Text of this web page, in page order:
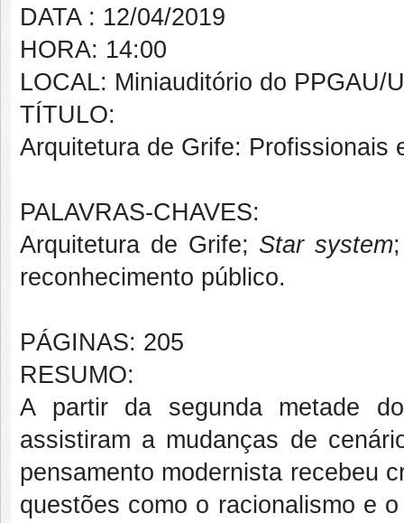
DATA : 12/04/2019
HORA: 14:00
LOCAL: Miniauditório do PPGAU/
TÍTULO:
Arquitetura de Grife: Profissionais
PALAVRAS-CHAVES:
Arquitetura de Grife; Star system
reconhecimento público.
PÁGINAS: 205
RESUMO:
A partir da segunda metade
assistiram a mudanças de
pensamento modernista recebeu
questões como o racionalismo e